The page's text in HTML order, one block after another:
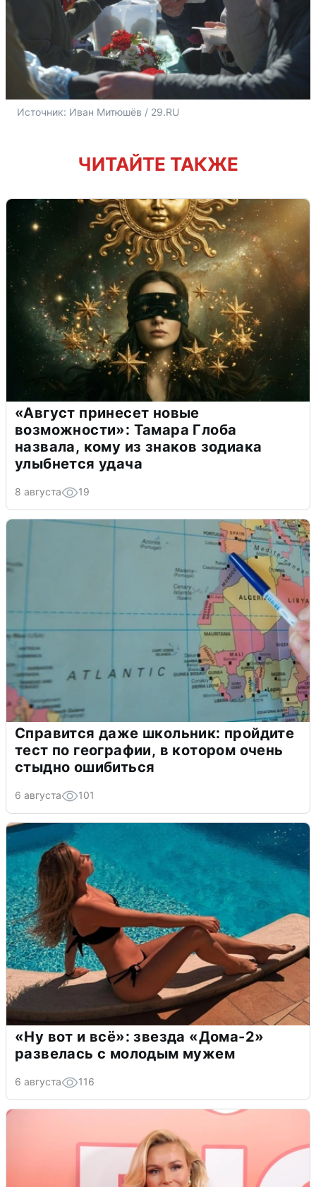
Источник: Иван Митюшёв / 29.RU
ЧИТАЙТЕ ТАКЖЕ
«Август принесет новые
возможности»: Тамара Глоба
назвала, кому из знаков зодиака
улыбнется удача
8 августа 19
Справится даже школьник: пройдите
тест по географии, в котором очень
стыдно ошибиться
6 августа 101
«Ну вот и всё»: звезда «Дома-2»
развелась с молодым мужем
6 августа 116